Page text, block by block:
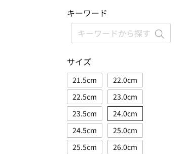
キーワード
サイズ
21.5cm
22.0cm
22.5cm
23.0cm
23.5cm
24.0cm
24.5cm
25.0cm
25.5cm
26.0cm